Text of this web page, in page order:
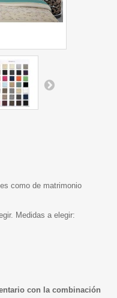
como de matrimonio
Medidas a elegir:
con la combinación